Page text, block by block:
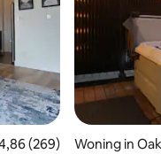
beoordeling
(269)
Woning in